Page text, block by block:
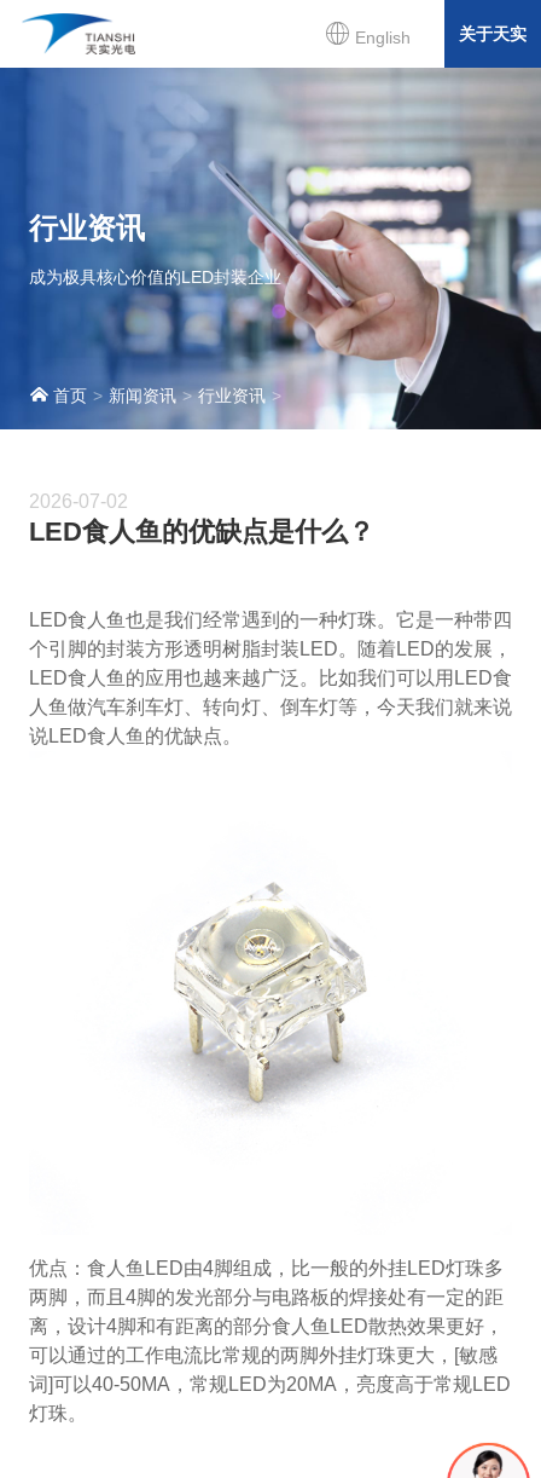
English 关于天实
行业资讯
成为极具核心价值的LED封装企业
首页 新闻资讯 行业资讯
2026-07-02
LED食人鱼的优缺点是什么？
LED食人鱼也是我们经常遇到的一种灯珠。它是一种带四
个引脚的封装方形透明树脂封装LED。随着LED的发展，
LED食人鱼的应用也越来越广泛。比如我们可以用LED食
人鱼做汽车刹车灯、转向灯、倒车灯等，今天我们就来说
说LED食人鱼的优缺点。
优点：食人鱼LED由4脚组成，比一般的外挂LED灯珠多
两脚，而且4脚的发光部分与电路板的焊接处有一定的距
离，设计4脚和有距离的部分食人鱼LED散热效果更好，
可以通过的工作电流比常规的两脚外挂灯珠更大，[敏感
词]可以40-50MA，常规LED为20MA，亮度高于常规LED
灯珠。